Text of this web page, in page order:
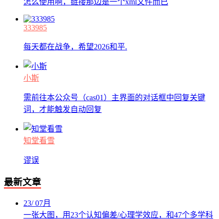
怎么使用啊，链接那边是一个xml文件而已
333985
每天都在战争，希望2026和平.
小斯
需前往本公众号（cas01）主界面的对话框中回复关键
词，才能触发自动回复
知堂看雪
谬误
最新文章
23/07月
一张大图，用23个认知偏差/心理学效应，和47个多学科